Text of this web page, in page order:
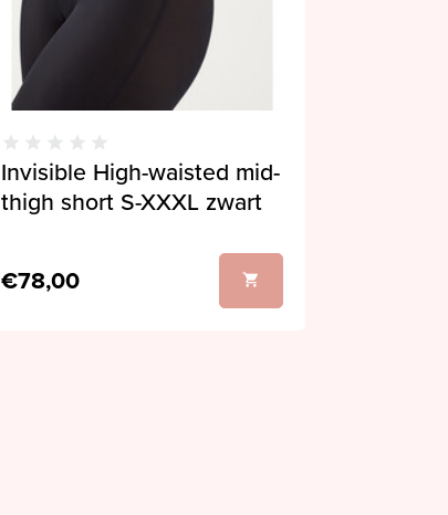
Invisible High-waisted mid-
thigh short S-XXXL zwart
€78,00